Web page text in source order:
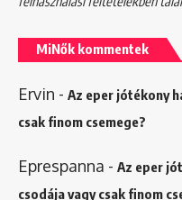
MiNők kommentek
Ervin - Az eper jótékony
csak finom csemege?
Eprespanna - Az eper
csodája vagy csak finom